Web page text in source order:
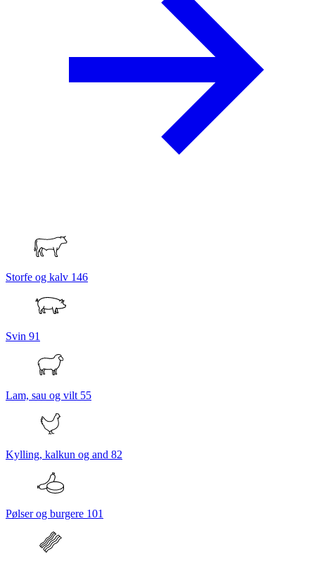
Storfe og kalv 146
Svin 91
Lam, sau og vilt 55
Kylling, kalkun og and 82
Pølser og burgere 101